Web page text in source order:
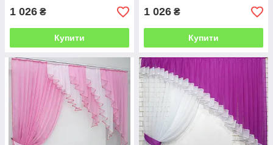
1 026 ₴
Купити
1 026 ₴
Купити